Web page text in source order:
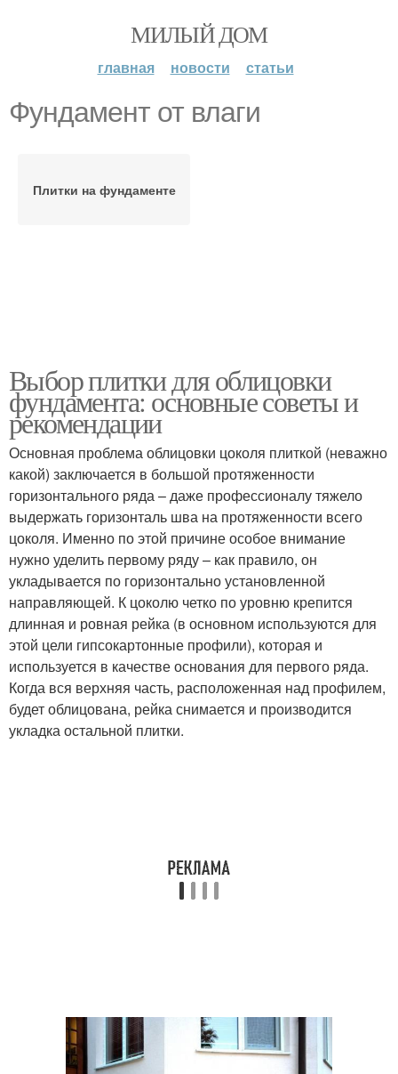
МИЛЫЙ ДОМ
главная новости статьи
Фундамент от влаги
Плитки на фундаменте
Выбор плитки для облицовки
фундамента: основные советы и
рекомендации
Основная проблема облицовки цоколя плиткой (неважно
какой) заключается в большой протяженности
горизонтального ряда – даже профессионалу тяжело
выдержать горизонталь шва на протяженности всего
цоколя. Именно по этой причине особое внимание
нужно уделить первому ряду – как правило, он
укладывается по горизонтально установленной
направляющей. К цоколю четко по уровню крепится
длинная и ровная рейка (в основном используются для
этой цели гипсокартонные профили), которая и
используется в качестве основания для первого ряда.
Когда вся верхняя часть, расположенная над профилем,
будет облицована, рейка снимается и производится
укладка остальной плитки.